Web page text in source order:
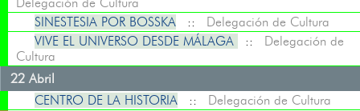
SINESTESIA POR BOSSKA :: Delegación de Cultura
VIVE EL UNIVERSO DESDE MÁLAGA
:: Delegación de
Cultura
22 Abril
CENTRO DE LA HISTORIA :: Delegación de Cultura